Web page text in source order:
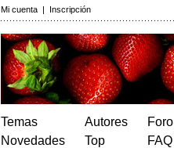
Mi cuenta | Inscripción
Temas
Novedades
Autores
Top
Foro
FAQ